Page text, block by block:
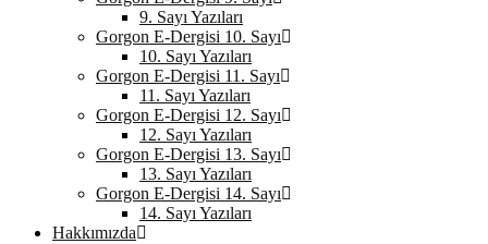
9. Sayı Yazıları
Gorgon E-Dergisi 10. Sayı
10. Sayı Yazıları
Gorgon E-Dergisi 11. Sayı
11. Sayı Yazıları
Gorgon E-Dergisi 12. Sayı
12. Sayı Yazıları
Gorgon E-Dergisi 13. Sayı
13. Sayı Yazıları
Gorgon E-Dergisi 14. Sayı
14. Sayı Yazıları
Hakkımızda